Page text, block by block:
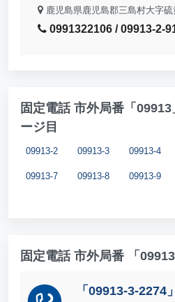
鹿児島県鹿児島郡三島村大字硫
0991322106 / 09913-2-
固定電話 市外局番「
ージ目
09913-2 09913-3 09913-4
09913-7 09913-8 09913-9
固定電話 市外局番 「
「09913-3-2274